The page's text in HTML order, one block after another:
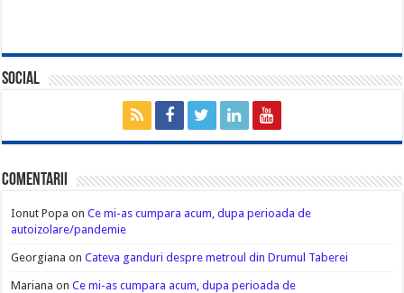
Social
Comentarii
Ionut Popa onCe mi-as cumpara acum, dupa perioada de
autoizolare/pandemie
Georgiana onCateva ganduri despre metroul din Drumul Taberei
Mariana onCe mi-as cumpara acum, dupa perioada de